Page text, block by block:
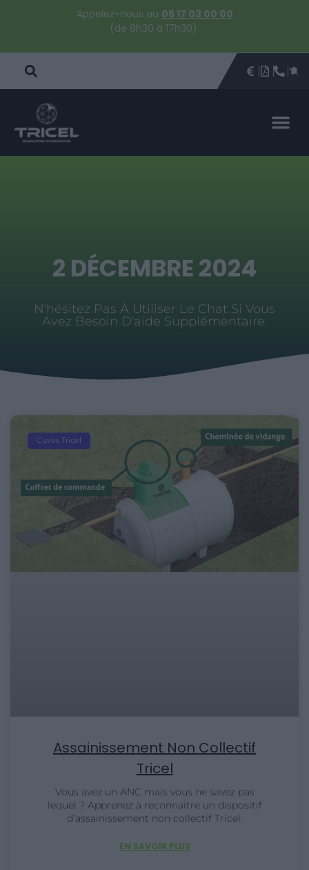
Appelez-nous au 05 17 03 00 00
(de 8h30 à 17h30).
DEVISÊTRE
2 DÉCEMBRE 2024
N'hésitez Pas À Utiliser Le Chat Si Vous
Avez Besoin D'aide Supplémentaire.
Cuves Tricel
Assainissement Non Collectif
Tricel
Vous avez un ANC mais vous ne savez pas
lequel ? Apprenez à reconnaître un dispositif
d’assainissement non collectif Tricel.
EN SAVOIR PLUS